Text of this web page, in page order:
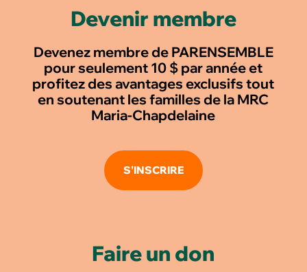
Devenir membre
Devenez membre de PARENSEMBLE
pour seulement 10 $ par année et
profitez des avantages exclusifs tout
en soutenant les familles de la MRC
Maria-Chapdelaine
S'INSCRIRE
Faire un don